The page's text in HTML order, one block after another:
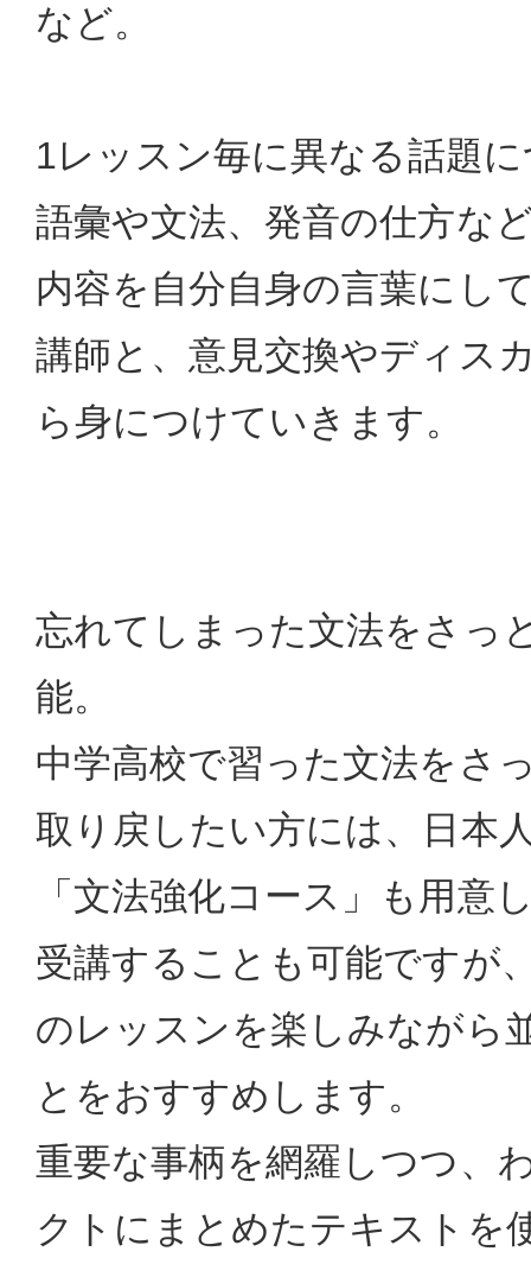
など。
1レッスン毎に異なる話題
語彙や文法、発音の仕方な
内容を自分自身の言葉にし
講師と、意見交換やディス
ら身につけていきます。
忘れてしまった文法をさっ
能。
中学高校で習った文法をさ
取り戻したい方には、日本
「文法強化コース」も用意
受講することも可能ですが
のレッスンを楽しみながら
とをおすすめします。
重要な事柄を網羅しつつ、
クトにまとめたテキストを